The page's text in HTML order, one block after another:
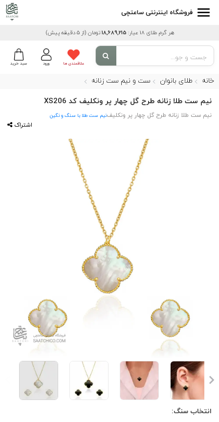
فروشگاه اینترنتی ساعتچی
هر گرم طلای 18 عیار: 18,689,215 تومان (از 5 دقیقه پیش)
سبد خرید ورود علاقمندی ها
خانه طلای بانوان ست و نیم ست زنانه
نیم ست طلا زنانه طرح گل چهار پر ونکلیف کد XS206
نیم ست طلا زنانه طرح گل چهار پر ونکلیفنیم ست طلا با سنگ و نگین
اشتراک
انتخاب سنگ: